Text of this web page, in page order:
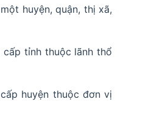
huyện, quận, thị xã,
tỉnh thuộc lãnh thổ
huyện thuộc đơn vị